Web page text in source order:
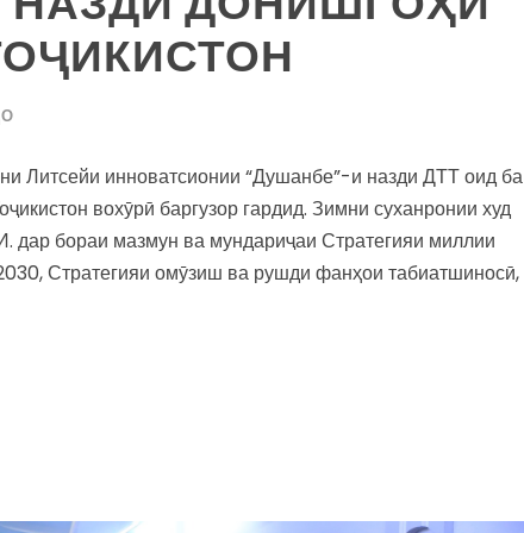
Литсейи инноватсионии “Душанбе”-и назди ДТТ оид ба
вохӯрӣ баргузор гардид. Зимни суханронии худ
дар бораи мазмун ва мундариҷаи Стратегияи миллии
Стратегияи омӯзиш ва рушди фанҳои табиатшиносӣ,